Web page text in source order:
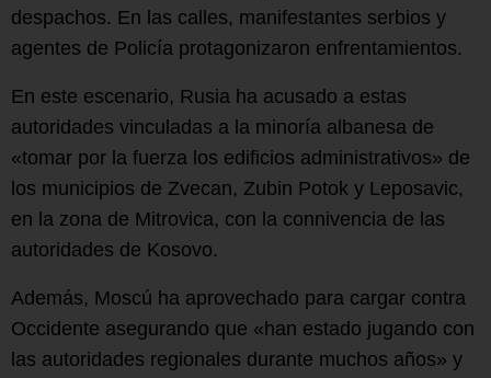
despachos. En las calles, manifestantes serbios y
agentes de Policía protagonizaron enfrentamientos.
En este escenario, Rusia ha acusado a estas
autoridades vinculadas a la minoría albanesa de
«tomar por la fuerza los edificios administrativos» de
los municipios de Zvecan, Zubin Potok y Leposavic,
en la zona de Mitrovica, con la connivencia de las
autoridades de Kosovo.
Además, Moscú ha aprovechado para cargar contra
Occidente asegurando que «han estado jugando con
las autoridades regionales durante muchos años» y